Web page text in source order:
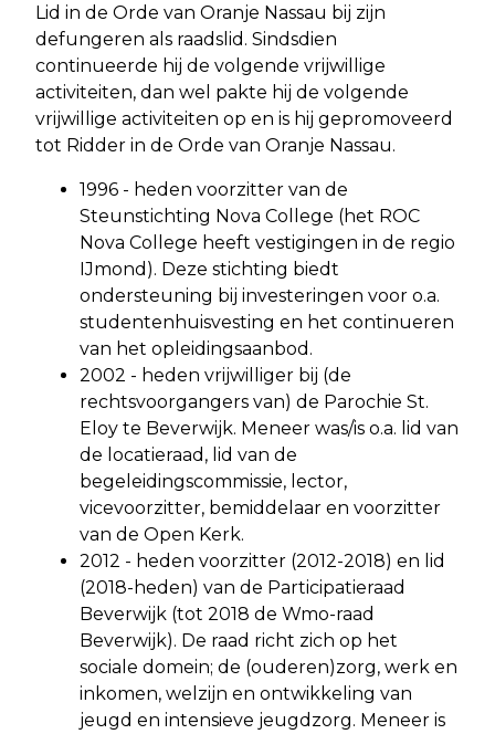
Lid in de Orde van Oranje Nassau bij zijn
defungeren als raadslid. Sindsdien
continueerde hij de volgende vrijwillige
activiteiten, dan wel pakte hij de volgende
vrijwillige activiteiten op en is hij gepromoveerd
tot Ridder in de Orde van Oranje Nassau.
1996 - heden voorzitter van de
Steunstichting Nova College (het ROC
Nova College heeft vestigingen in de regio
IJmond). Deze stichting biedt
ondersteuning bij investeringen voor o.a.
studentenhuisvesting en het continueren
van het opleidingsaanbod.
2002 - heden vrijwilliger bij (de
rechtsvoorgangers van) de Parochie St.
Eloy te Beverwijk. Meneer was/is o.a. lid van
de locatieraad, lid van de
begeleidingscommissie, lector,
vicevoorzitter, bemiddelaar en voorzitter
van de Open Kerk.
2012 - heden voorzitter (2012-2018) en lid
(2018-heden) van de Participatieraad
Beverwijk (tot 2018 de Wmo-raad
Beverwijk). De raad richt zich op het
sociale domein; de (ouderen)zorg, werk en
inkomen, welzijn en ontwikkeling van
jeugd en intensieve jeugdzorg. Meneer is